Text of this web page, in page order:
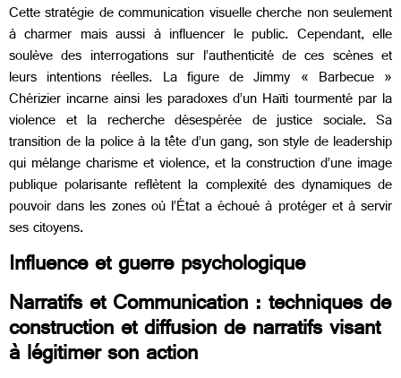
Cette stratégie de communication visuelle cherche non seulement
à charmer mais aussi à influencer le public. Cependant, elle
soulève des interrogations sur l’authenticité de ces scènes et
leurs intentions réelles. La figure de Jimmy « Barbecue »
Chérizier incarne ainsi les paradoxes d’un Haïti tourmenté par la
violence et la recherche désespérée de justice sociale. Sa
transition de la police à la tête d’un gang, son style de leadership
qui mélange charisme et violence, et la construction d’une image
publique polarisante reflètent la complexité des dynamiques de
pouvoir dans les zones où l’État a échoué à protéger et à servir
ses citoyens.
Influence et guerre psychologique
Narratifs et Communication : techniques de
construction et diffusion de narratifs visant
à légitimer son action